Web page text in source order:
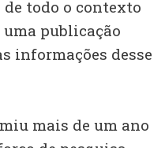
todo o contexto
publicação
informações desse
mais de um ano